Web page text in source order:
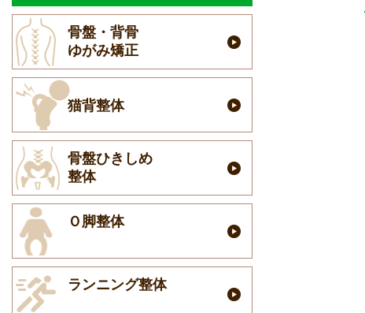
骨盤・背骨
ゆがみ矯正
猫背整体
骨盤ひきしめ
整体
Ｏ脚整体
ランニング整体